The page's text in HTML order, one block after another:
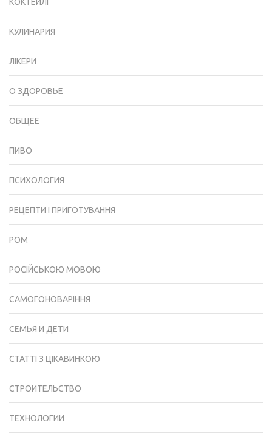
КОКТЕЙЛІ
КУЛИНАРИЯ
ЛІКЕРИ
О ЗДОРОВЬЕ
ОБЩЕЕ
ПИВО
ПСИХОЛОГИЯ
РЕЦЕПТИ І ПРИГОТУВАННЯ
РОМ
РОСІЙСЬКОЮ МОВОЮ
САМОГОНОВАРІННЯ
СЕМЬЯ И ДЕТИ
СТАТТІ З ЦІКАВИНКОЮ
СТРОИТЕЛЬСТВО
ТЕХНОЛОГИИ